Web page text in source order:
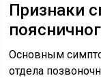
Признаки
Основным
отдела